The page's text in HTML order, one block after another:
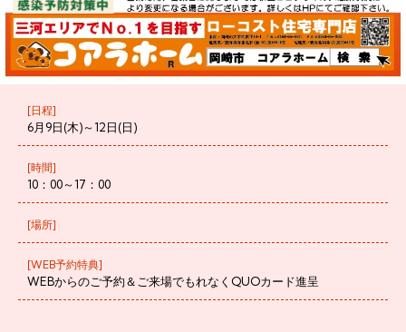
[日程]
6月9日(木)～12日(日)
[時間]
10：00～17：00
[場所]
[WEB予約特典]
WEBからのご予約＆ご来場でもれなくQUOカード進呈